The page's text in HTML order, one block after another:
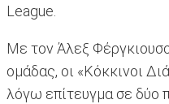
League.
Με τον Άλεξ
ομάδας, οι «Κόκκινοι
λόγω επίτευγμα σε δύο